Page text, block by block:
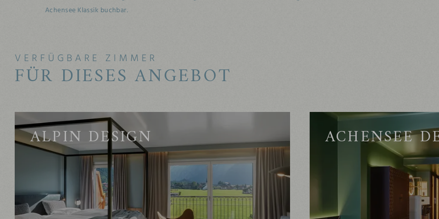
Achensee Klassik buchbar.
VERFÜGBARE ZIMMER
FÜR DIESES ANGEBOT
ALPIN DESIGN ACHENSEE